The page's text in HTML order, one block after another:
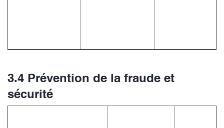
3.4 Prévention de la fraude et
sécurité